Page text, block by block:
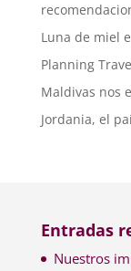
Luna de miel
Planning
Maldivas nos
Jordania, el
Entradas
Nuestros